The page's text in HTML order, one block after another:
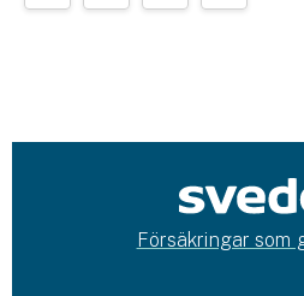
Försäkringar som